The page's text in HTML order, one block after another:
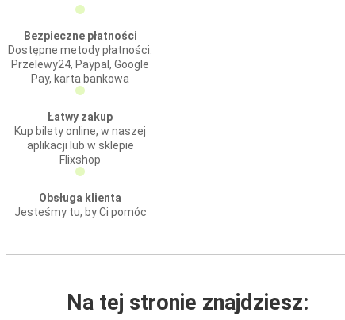
Bezpieczne płatności
Dostępne metody płatności:
Przelewy24, Paypal, Google
Pay, karta bankowa
Łatwy zakup
Kup bilety online, w naszej
aplikacji lub w sklepie
Flixshop
Obsługa klienta
Jesteśmy tu, by Ci pomóc
Na tej stronie znajdziesz: